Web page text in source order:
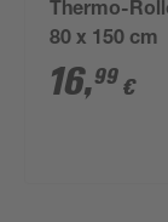
Thermo-
80 x 150 cm
16,99 €